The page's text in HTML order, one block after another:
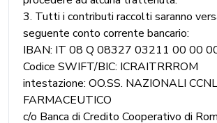
3. Tutti i contributi raccolti saranno
seguente conto corrente bancario:
IBAN: IT 08 Q 08327 03211 00 00
Codice SWIFT/BIC: ICRAITRRROM
intestazione: OO.SS. NAZIONALI
FARMACEUTICO
c/o Banca di Credito Cooperativo di